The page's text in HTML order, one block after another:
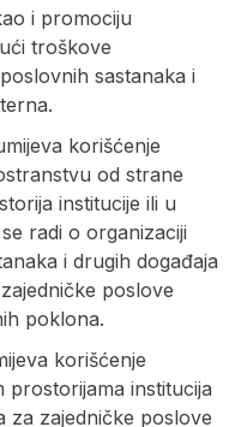
i promociju
troškove
sastanaka i
korišćenje
od strane
institucije ili u
radi o organizaciji
i drugih događaja
poslove
poklona.
korišćenje
prostorijama institucija
za zajedničke poslove